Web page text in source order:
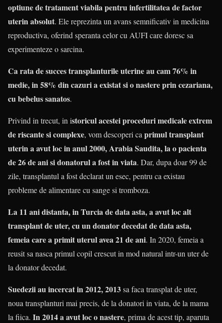
optiune de tratament viabila pentru infertilitatea de factor
uterin absolut. Ele reprezinta un avans semnificativ in medicina
reproductiva, oferind speranta celor cu AUFI care doresc sa
experimenteze o sarcina.
Ca rata de succes transplanturile uterine au cam 76% in
medie, in 58% din cazuri a existat si o nastere prin cezariana,
cu bebelus sanatos.
Privind in trecut, in istoricul acestei proceduri medicale extrem
de riscante si complexe, vom descoperi ca primul transplant
uterin a avut loc in anul 2000, Arabia Saudita, la o pacienta
de 26 de ani si donatorul a fost in viata. Dar, dupa doar 99 de
zile, transplantul a fost declarat un esec, pentru ca existau
probleme de alimentare cu sange si tromboza.
La 11 ani distanta, in Turcia de data asta, a avut loc alt
transplant de uter, cu un donator decedat de data asta,
femeia care a primit uterul avea 21 de ani. In 2020, femeia a
reusit sa nasca primul copil crescut in mod natural intr-un uter de
la donator decedat.
Suedezii au incercat in 2012, 2013sa faca transplat de uter,
noua transplanturi mai precis, de la donatori in viata, de la mama
la fiica. In 2014 a avut loc o nastere, prima de acest tip, aparuta